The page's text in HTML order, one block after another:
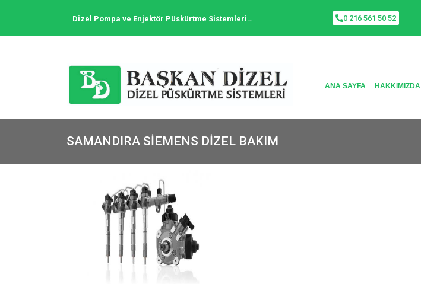
Dizel Pompa ve Enjektör Püskürtme Sistemleri… 0 216 561 50 52
ANA SAYFA HAKKIMIZDA
SAMANDIRA SIEMENS DIZEL BAKIM